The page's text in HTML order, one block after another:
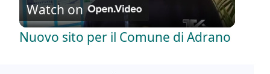
l
Watch on
Nuovo sito per il Comune di Adrano